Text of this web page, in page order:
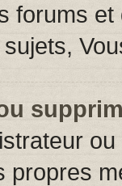
forums
sujets,
propres